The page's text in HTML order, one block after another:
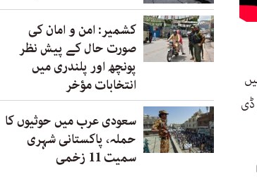
میں
پی ایس ڈی
کشمیر: امن و امان کی
صورت حال کے پیش نظر
پونچھ اور پلندری میں
انتخابات مؤخر
سعودی عرب میں حوثیوں کا
حملہ، پاکستانی شہری
سمیت 11 زخمی